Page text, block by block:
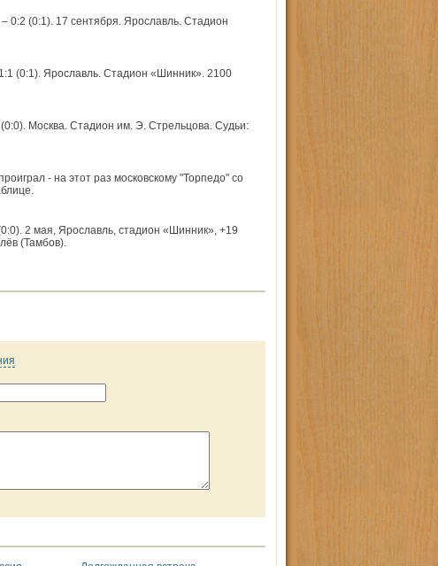
(0:1). 17 сентября. Ярославль. Стадион
(0:1). Ярославль. Стадион «Шинник». 2100
Москва. Стадион им. Э. Стрельцова. Судьи:
- на этот раз московскому "Торпедо" со
2 мая, Ярославль, стадион «Шинник», +19
(Тамбов).